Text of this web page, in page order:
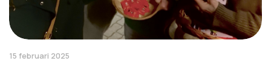
15 februari 2025